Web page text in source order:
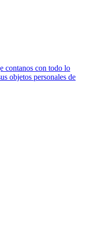
contanos con todo lo
objetos personales de